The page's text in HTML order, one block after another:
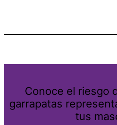
Conoce el riesgo
garrapatas
tus